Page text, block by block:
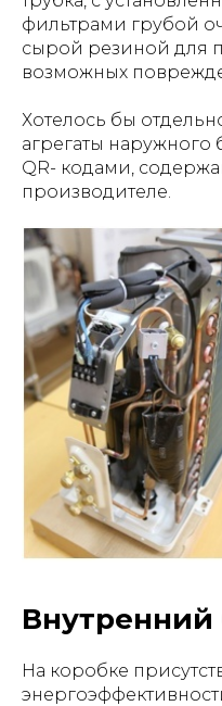
фильтрами грубой
сырой резиной для
возможных
Хотелось бы
агрегаты
QR- кодами,
производителе.
Внутренний
На коробке